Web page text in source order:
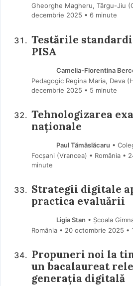
Gheorghe Magheru, Târgu-Jiu
decembrie 2025 • 6 minute
Testările
PISA
Camelia-Florentina
Pedagogic Regina Maria, Deva
decembrie 2025 • 5 minute
Tehnologizarea
naționale
Paul Tămăslăcaru •
Focșani (Vrancea) • România
minute
Strategii digitale
practica evaluării
Ligia Stan • Școala
România
20 octombrie 2025 •
Propuneri noi la
un bacalaureat
generația digitală